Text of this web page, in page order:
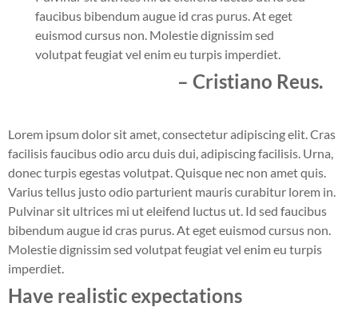
faucibus bibendum augue id cras purus. At eget
euismod cursus non. Molestie dignissim sed
volutpat feugiat vel enim eu turpis imperdiet.
– Cristiano Reus.
Lorem ipsum dolor sit amet, consectetur adipiscing elit. Cras
facilisis faucibus odio arcu duis dui, adipiscing facilisis. Urna,
donec turpis egestas volutpat. Quisque nec non amet quis.
Varius tellus justo odio parturient mauris curabitur lorem in.
Pulvinar sit ultrices mi ut eleifend luctus ut. Id sed faucibus
bibendum augue id cras purus. At eget euismod cursus non.
Molestie dignissim sed volutpat feugiat vel enim eu turpis
imperdiet.
Have realistic expectations